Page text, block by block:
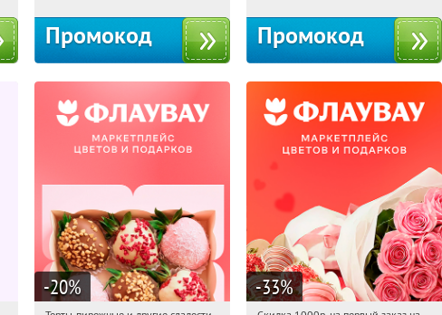
Промокод Промокод
-20% -33%